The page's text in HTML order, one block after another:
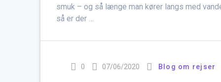
smuk – og så længe man kører langs med
så er der …
0 07/06/2020 Blog om rejser